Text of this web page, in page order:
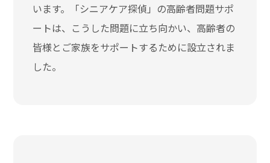
います。「シニアケア探偵」の高齢者問題サポ
ートは、こうした問題に立ち向かい、高齢者の
皆様とご家族をサポートするために設立されま
した。